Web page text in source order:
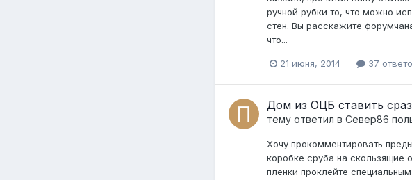
ручной рубки то, что можно
стен. Вы расскажите
что...
21 июня, 2014 37
Дом из ОЦБ ставить
тему ответил в Север86
Хочу прокомментировать
коробке сруба на скользящие
пленки проклейте